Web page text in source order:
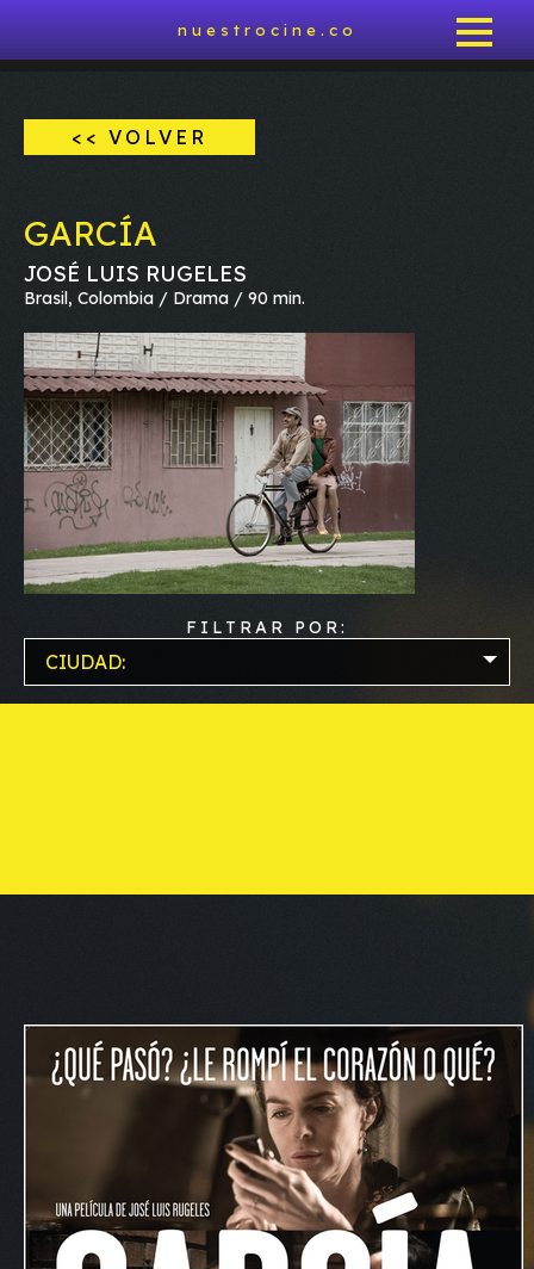
nuestrocine.co
<< VOLVER
GARCÍA
JOSÉ LUIS RUGELES
Brasil, Colombia / Drama / 90 min.
FILTRAR POR:
CIUDAD: